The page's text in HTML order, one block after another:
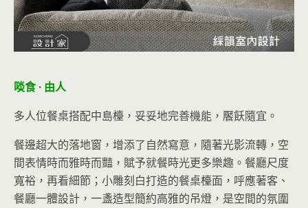
啖食 · 由人
多人位餐桌搭配中島檯，妥妥地完善機能，饜飫隨宜。
餐邊超大的落地窗，增添了自然寫意，隨著光影流轉，空
間表情時而雅時而豔，賦予就餐時光更多樂趣。餐廳尺度
寬裕，再看細節；小雕刻白打造的餐桌檯面，呼應著客、
餐廳一體設計，一盞造型簡約高雅的吊燈，是空間的氛圍